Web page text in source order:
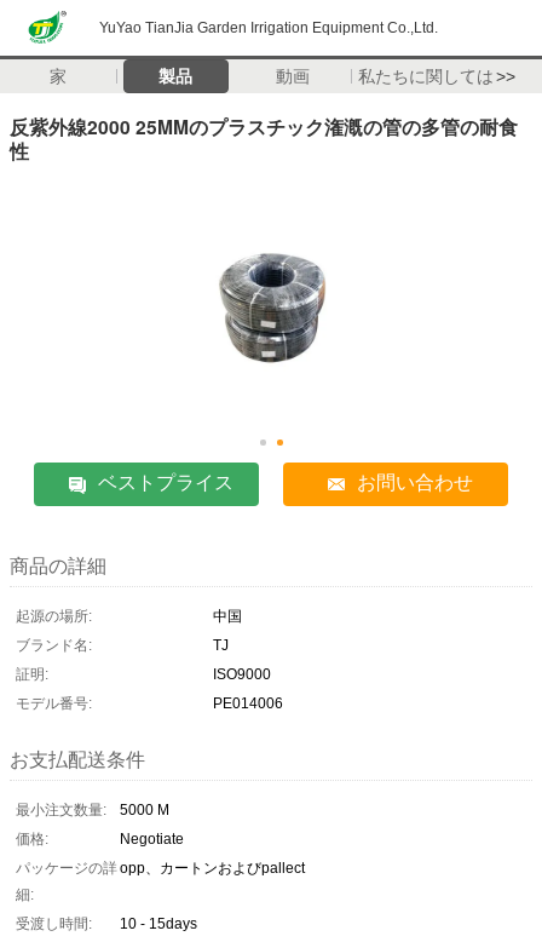
YuYao TianJia Garden Irrigation Equipment Co.,Ltd.
家 製品 動画 私たちに関しては>>
反紫外線2000 25MMのプラスチック潅漑の管の多管の耐食
性
ベストプライス お問い合わせ
商品の詳細
起源の場所:
中国
ブランド名:
TJ
証明:
ISO9000
モデル番号:
PE014006
お支払配送条件
最小注文数量:
5000 M
価格:
Negotiate
パッケージの詳
細:
opp、カートンおよびpallect
受渡し時間:
10 - 15days